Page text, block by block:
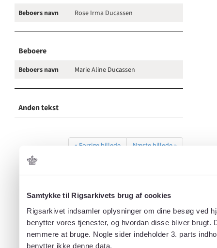
Samtykke til Rigsarkivets brug af cookies
Rigsarkivet indsamler oplysninger om dine besøg ved
benytter vores tjenester, og hvordan disse bliver
nemmere at bruge. Nogle sider indeholder 3. parts
benytter ikke denne data.
Beboers navn Rose Irma Ducassen
Beboere
Beboers navn Marie Aline Ducassen
Anden tekst
« Forrige billede Næste billede »